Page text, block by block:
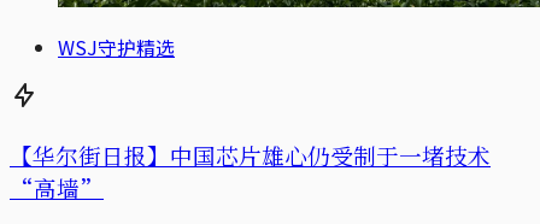
WSJ守护精选
【华尔街日报】中国芯片雄心仍受制于一堵技术
“高墙”